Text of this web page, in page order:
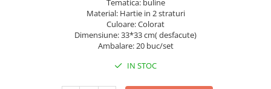
Lumanari si accesorii tort
Tematica: buline
Material: Hartie in 2 straturi
Culoare: Colorat
Dimensiune: 33*33 cm( desfacute)
Ambalare: 20 buc/set
IN STOC